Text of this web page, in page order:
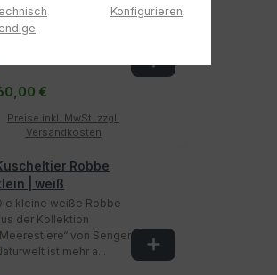
kleine Reh aus der
„Waldtiere“ von
€
Preise inkl. MwSt. zzgl.
Versandkosten
Robbe
| weiß
kleine weiße Robbe
der Kollektion
von Senger
ist mehr a...
Konfigurieren